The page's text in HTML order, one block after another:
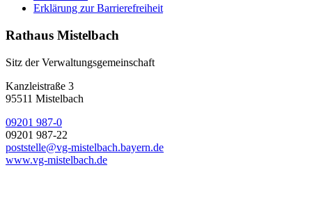
Erklärung zur Barrierefreiheit
Rathaus Mistelbach
Sitz der Verwaltungsgemeinschaft
Kanzleistraße 3
95511 Mistelbach
09201 987-0
09201 987-22
poststelle@vg-mistelbach.bayern.de
www.vg-mistelbach.de